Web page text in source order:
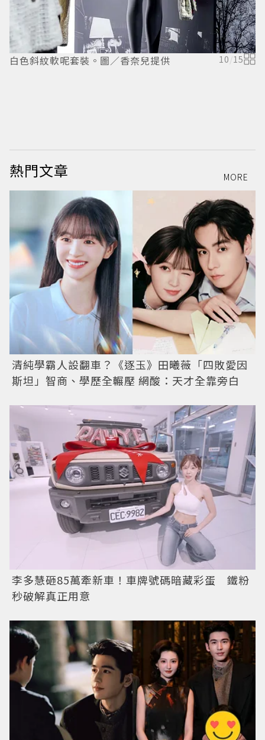
白色斜紋軟呢套裝。圖／香奈兒提供 10 /15
熱門文章 MORE
清純學霸人設翻車？《逐玉》田曦薇「四敗愛因
斯坦」智商、學歷全輾壓 網酸：天才全靠旁白
李多慧砸85萬牽新車！車牌號碼暗藏彩蛋 鐵粉
秒破解真正用意